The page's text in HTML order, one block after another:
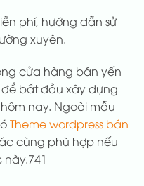
phí, hướng dẫn sử
xuyên.
cửa hàng bán yến
bắt đầu xây dựng
nay. Ngoài mẫu
Theme wordpress bán
cùng phù hợp nếu